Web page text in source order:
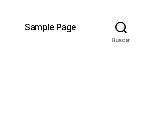
Sample Page
Buscar